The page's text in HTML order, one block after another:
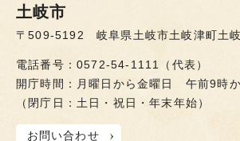
土岐市
〒509-5192 岐阜県土岐市土岐津町土
電話番号：0572-54-1111（代表）
開庁時間：月曜日から金曜日 午前9時
（閉庁日：土日・祝日・年末年始）
お問い合わせ